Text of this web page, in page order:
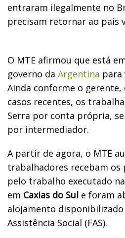
entraram ilegalmente no
precisam retornar ao país
O MTE afirmou que está
governo da Argentina
Ainda conforme o
casos recentes, os
Serra por conta própria,
por intermediador.
A partir de agora, o MTE
trabalhadores recebam os
pelo trabalho executado
em Caxias do Sul e foram
alojamento disponibilizado
Assistência Social (FAS).